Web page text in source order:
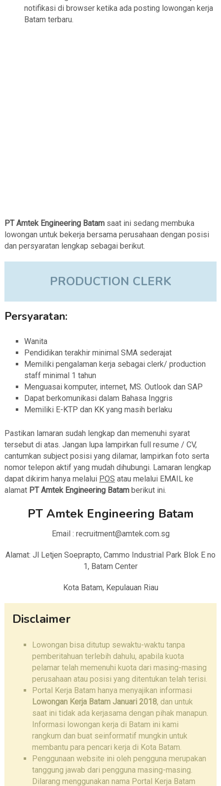
notifikasi di browser ketika ada posting lowongan kerja
Batam terbaru.
PT Amtek Engineering Batam saat ini sedang membuka
lowongan untuk bekerja bersama perusahaan dengan posisi
dan persyaratan lengkap sebagai berikut.
PRODUCTION CLERK
Persyaratan:
Wanita
Pendidikan terakhir minimal SMA sederajat
Memiliki pengalaman kerja sebagai clerk/ production
staff minimal 1 tahun
Menguasai komputer, internet, MS. Outlook dan SAP
Dapat berkomunikasi dalam Bahasa Inggris
Memiliki E-KTP dan KK yang masih berlaku
Pastikan lamaran sudah lengkap dan memenuhi syarat
tersebut di atas. Jangan lupa lampirkan full resume / CV,
cantumkan subject posisi yang dilamar, lampirkan foto serta
nomor telepon aktif yang mudah dihubungi. Lamaran lengkap
dapat dikirim hanya melalui POS atau melalui EMAIL ke
alamat PT Amtek Engineering Batam berikut ini.
PT Amtek Engineering Batam
Email : recruitment@amtek.com.sg
Alamat: Jl Letjen Soeprapto, Cammo Industrial Park Blok E no
1, Batam Center
Kota Batam, Kepulauan Riau
Disclaimer
Lowongan bisa ditutup sewaktu-waktu tanpa
pemberitahuan terlebih dahulu, apabila kuota
pelamar telah memenuhi kuota dari masing-masing
perusahaan atau posisi yang ditentukan telah terisi.
Portal Kerja Batam hanya menyajikan informasi
Lowongan Kerja Batam Januari 2018, dan untuk
saat ini tidak ada kerjasama dengan pihak manapun.
Informasi lowongan kerja di Batam ini kami
rangkum dan buat seinformatif mungkin untuk
membantu para pencari kerja di Kota Batam.
Penggunaan website ini oleh pengguna merupakan
tanggung jawab dari pengguna masing-masing.
Dilarang menggunakan nama Portal Kerja Batam